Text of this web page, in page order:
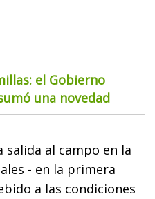
el Gobierno
una novedad
salida al campo en la
- en la primera
a las condiciones